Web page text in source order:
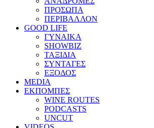
ΠΡΟΣΩΠΑ
ΠΕΡΙΒΑΛΛΟΝ
GOOD LIFE
ΓΥΝΑΙΚΑ
SHOWBIZ
ΤΑΞΙΔΙΑ
ΣΥΝΤΑΓΕΣ
ΕΞΟΔΟΣ
MEDIA
ΕΚΠΟΜΠΕΣ
WINE ROUTES
PODCASTS
UNCUT